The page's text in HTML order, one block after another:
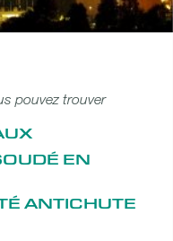
pouvez trouver
EN
ANTICHUTE